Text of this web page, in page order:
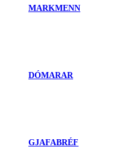
MARKMENN
DÓMARAR
GJAFABRÉF